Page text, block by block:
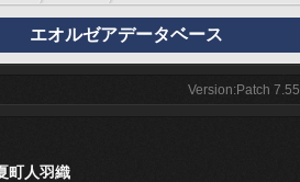
エオルゼアデータベース
Version:Patch 7.55
町人羽織